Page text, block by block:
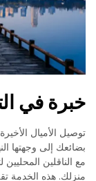
خبرة في
توصيل الأميال
بضائعك إلى وجهتها
مع الناقلين
منزلك. هذه الخدمة